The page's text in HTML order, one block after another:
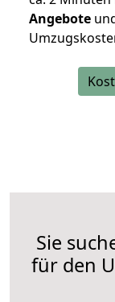
Angebote
Sie
für den